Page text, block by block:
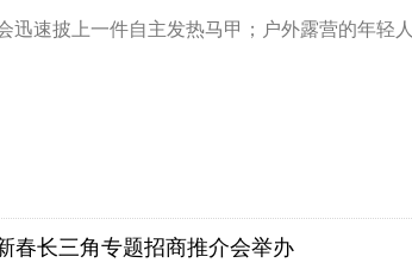
迅速披上一件自主发热马甲；户外露营的年轻
春长三角专题招商推介会举办